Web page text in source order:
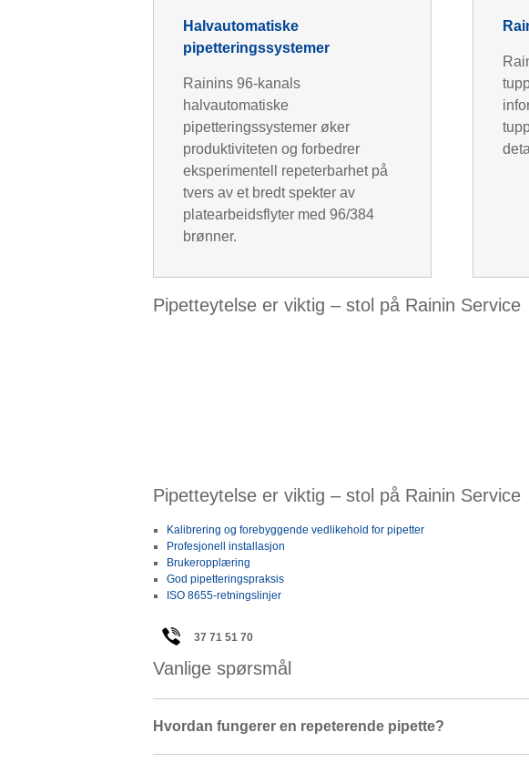
Halvautomatiske
pipetteringssystemer
Rainins 96-kanals
halvautomatiske
pipetteringssystemer øker
produktiviteten og forbedrer
eksperimentell repeterbarhet på
tvers av et bredt spekter av
platearbeidsflyter med 96/384
brønner.
Pipetteytelse er viktig – stol på Rainin Service
Pipetteytelse er viktig – stol på Rainin Service
Kalibrering og forebyggende vedlikehold for pipetter
Profesjonell installasjon
Brukeropplæring
God pipetteringspraksis
ISO 8655-retningslinjer
37 71 51 70
Vanlige spørsmål
Hvordan fungerer en repeterende pipette?